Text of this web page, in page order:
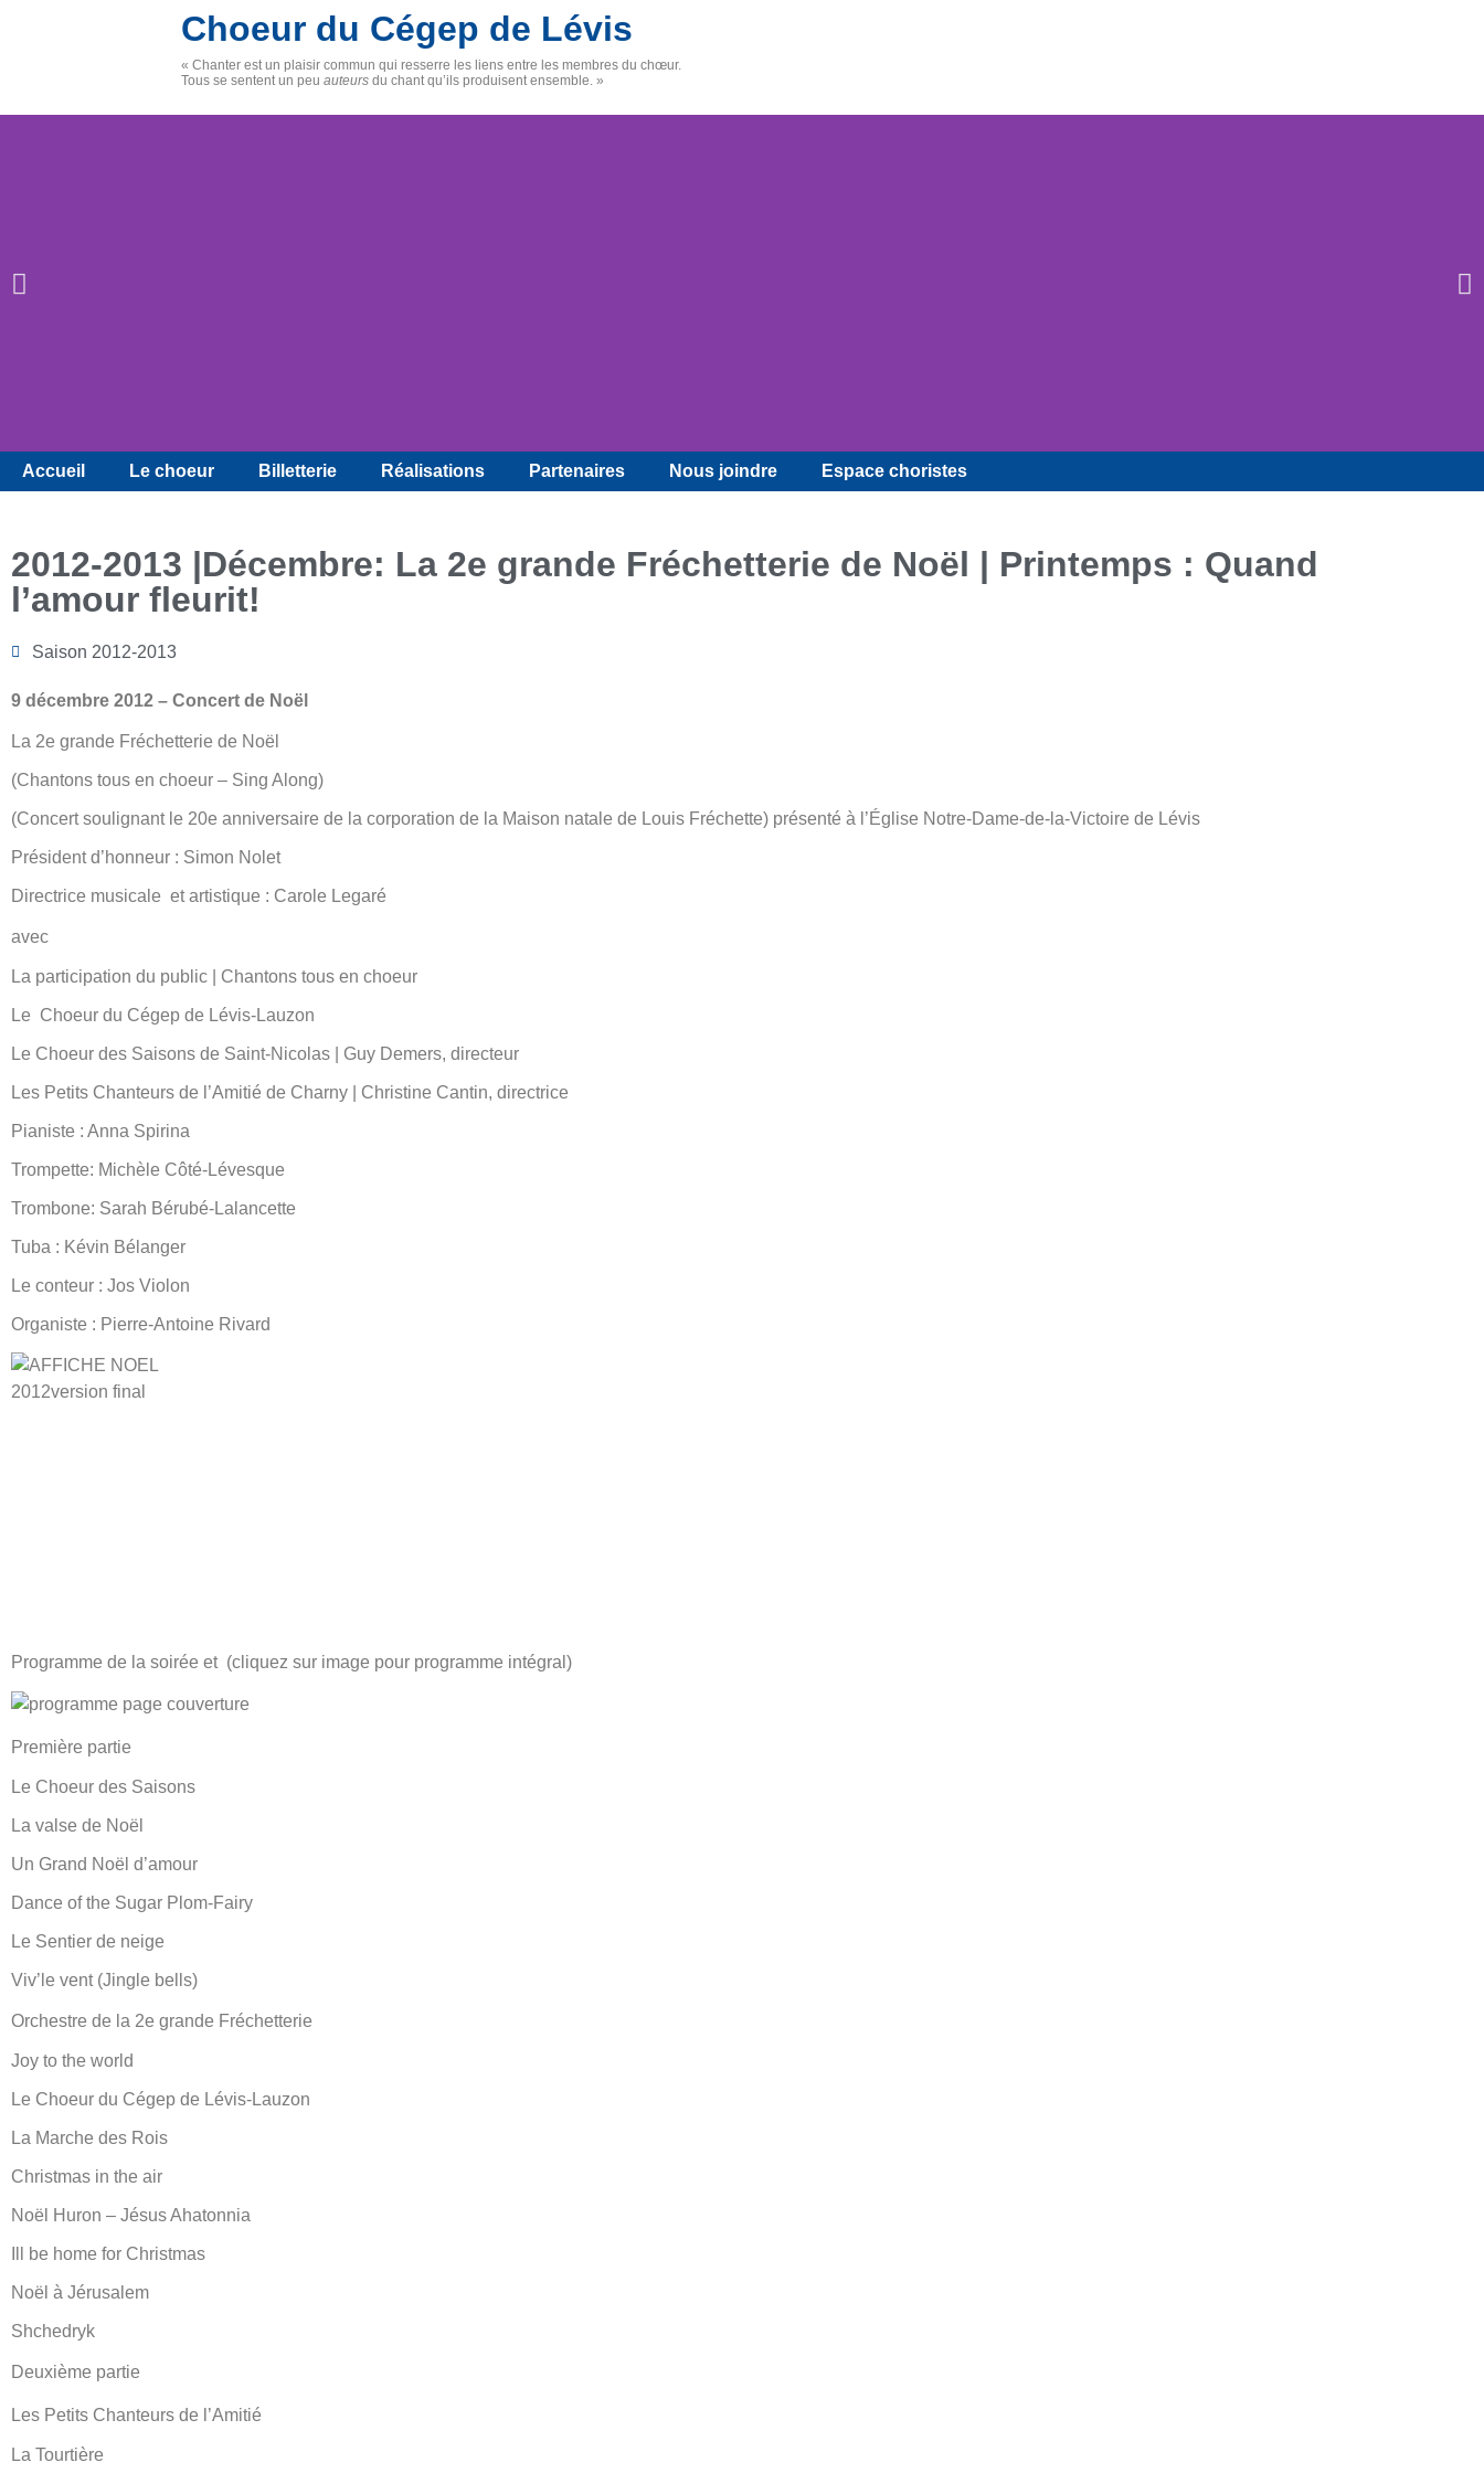
Choeur du Cégep de Lévis
« Chanter est un plaisir commun qui resserre les liens entre les membres du chœur.
Tous se sentent un peu auteursdu chant qu’ils produisent ensemble. »
Accueil Le choeur Billetterie Réalisations Partenaires Nous joindre Espace choristes
2012-2013 |Décembre: La 2e grande Fréchetterie de Noël | Printemps : Quand
l’amour fleurit!
Saison 2012-2013
9 décembre 2012 – Concert de Noël
La 2e grande Fréchetterie de Noël
(Chantons tous en choeur – Sing Along)
(Concert soulignant le 20e anniversaire de la corporation de la Maison natale de Louis Fréchette) présenté à l’Église Notre-Dame-de-la-Victoire de Lévis
Président d’honneur : Simon Nolet
Directrice musicale et artistique : Carole Legaré
avec
La participation du public | Chantons tous en choeur
Le Choeur du Cégep de Lévis-Lauzon
Le Choeur des Saisons de Saint-Nicolas | Guy Demers, directeur
Les Petits Chanteurs de l’Amitié de Charny | Christine Cantin, directrice
Pianiste : Anna Spirina
Trompette: Michèle Côté-Lévesque
Trombone: Sarah Bérubé-Lalancette
Tuba : Kévin Bélanger
Le conteur : Jos Violon
Organiste : Pierre-Antoine Rivard
Programme de la soirée et (cliquez sur image pour programme intégral)
Première partie
Le Choeur des Saisons
La valse de Noël
Un Grand Noël d’amour
Dance of the Sugar Plom-Fairy
Le Sentier de neige
Viv’le vent (Jingle bells)
Orchestre de la 2e grande Fréchetterie
Joy to the world
Le Choeur du Cégep de Lévis-Lauzon
La Marche des Rois
Christmas in the air
Noël Huron – Jésus Ahatonnia
Ill be home for Christmas
Noël à Jérusalem
Shchedryk
Deuxième partie
Les Petits Chanteurs de l’Amitié
La Tourtière